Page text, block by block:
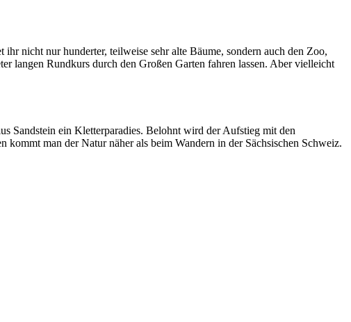
nicht nur hunderter, teilweise sehr alte Bäume, sondern auch den Zoo,
langen Rundkurs durch den Großen Garten fahren lassen. Aber vielleicht
Sandstein ein Kletterparadies. Belohnt wird der Aufstieg mit den
man der Natur näher als beim Wandern in der Sächsischen Schweiz.